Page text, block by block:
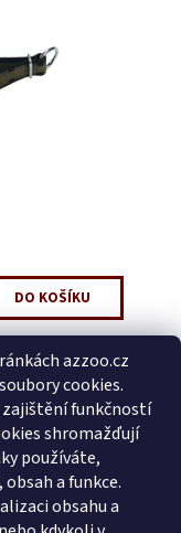
položce.
položce.
azzoo.cz
cookies.
zajištění funkčností
shromažďují
používáte,
a funkce.
obsahu a